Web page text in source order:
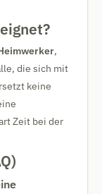
,
die sich mit
keine
Zeit bei der